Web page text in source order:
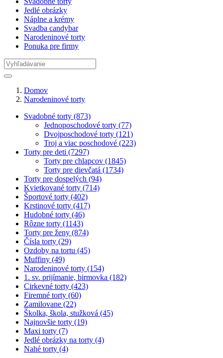
Jedlé obrázky
Náplne a krémy
Svadba candybar
Narodeninové torty
Ponuka pre firmy
Domov
Narodeninové torty
Svadobné torty (873)
Jednoposchodové torty (77)
Dvojposchodové torty (121)
Troj a viac poschodové (223)
Torty pre deti (7297)
Torty pre chlapcov (1845)
Torty pre dievčatá (1734)
Torty pre dospelých (94)
Kvietkované torty (714)
Športové torty (402)
Krstinové torty (417)
Hudobné torty (46)
Rôzne torty (1143)
Torty pre ženy (874)
Čísla torty (29)
Ozdoby na tortu (45)
Muffiny (49)
Narodeninové torty (154)
1. sv. prijímanie, birmovka (182)
Cirkevné torty (423)
Firemné torty (60)
Zamilovane (22)
Školka, škola, stužková (45)
Najnovšie torty (19)
Maxi torty (7)
Jedlé obrázky na torty (4)
Nahé torty (4)